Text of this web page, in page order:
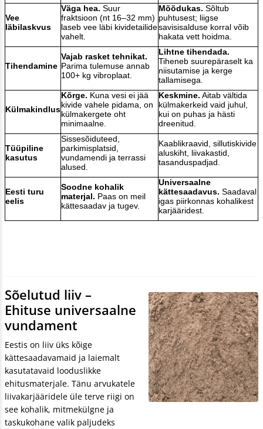
Vee
läbilaskvus
Väga hea. Suur
fraktsioon (nt 16–32 mm)
laseb vee läbi kividetailide
vahelt.
Mõõdukas. Sõltub
puhtusest; liigse
savisisalduse korral võib
hakata vett hoidma.
Tihendamine
Vajab rasket tehnikat.
Parima tulemuse annab
100+ kg vibroplaat.
Lihtne tihendada.
Tiheneb suurepäraselt ka
niisutamise ja kerge
tallamisega.
Külmakindlus
Kõrge. Kuna vesi ei jää
kivide vahele pidama, on
külmakergete oht
minimaalne.
Keskmine. Aitab vältida
külmakerkeid vaid juhul,
kui on puhas ja hästi
dreenitud.
Tüüpiline
kasutus
Sissesõiduteed,
parkimisplatsid,
vundamendi ja terrassi
alused.
Kaablikraavid, sillutiskivide
aluskiht, liivakastid,
tasanduspadjad.
Eesti turu
eelis
Soodne kohalik
materjal. Paas on meil
kättesaadav ja tugev.
Universaalne
kättesaadavus. Saadaval
igas piirkonnas kohalikest
karjääridest.
Sõelutud liiv –
Ehituse universaalne
vundament
Eestis on liiv üks kõige
kättesaadavamaid ja laiemalt
kasutatavaid looduslikke
ehitusmaterjale. Tänu arvukatele
liivakarjääridele üle terve riigi on
see kohalik, mitmekülgne ja
taskukohane valik paljudeks